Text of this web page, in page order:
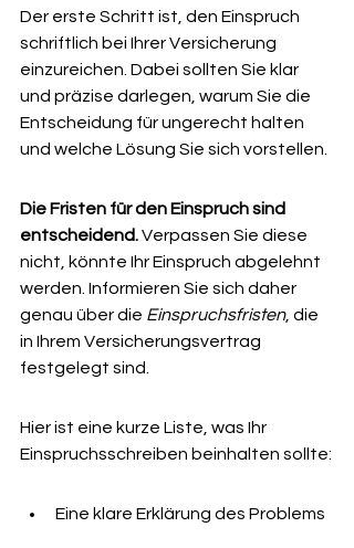
Der erste Schritt ist, den Einspruch
schriftlich bei Ihrer Versicherung
einzureichen. Dabei sollten Sie klar
und präzise darlegen, warum Sie die
Entscheidung für ungerecht halten
und welche Lösung Sie sich vorstellen.
Die Fristen für den Einspruch sind
entscheidend. Verpassen Sie diese
nicht, könnte Ihr Einspruch abgelehnt
werden. Informieren Sie sich daher
genau über die Einspruchsfristen, die
in Ihrem Versicherungsvertrag
festgelegt sind.
Hier ist eine kurze Liste, was Ihr
Einspruchsschreiben beinhalten sollte:
Eine klare Erklärung des Problems